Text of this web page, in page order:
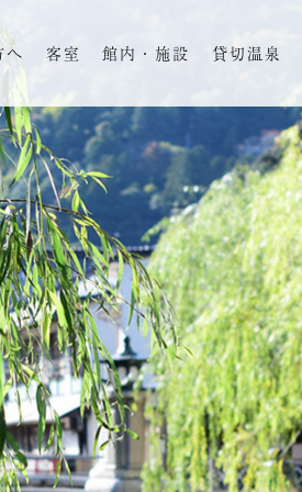
へ 客室 館内・施設 貸切温泉